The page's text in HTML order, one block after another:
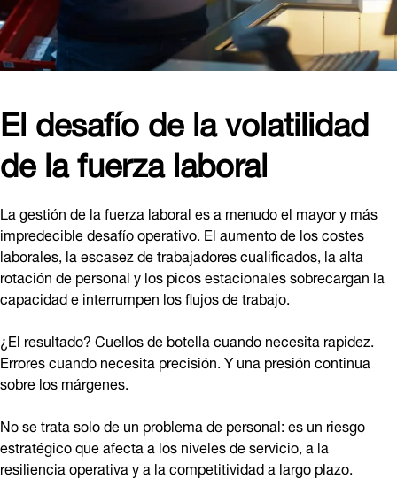
El desafío de la volatilidad
de la fuerza laboral
La gestión de la fuerza laboral es a menudo el mayor y más
impredecible desafío operativo. El aumento de los costes
laborales, la escasez de trabajadores cualificados, la alta
rotación de personal y los picos estacionales sobrecargan la
capacidad e interrumpen los flujos de trabajo.
¿El resultado? Cuellos de botella cuando necesita rapidez.
Errores cuando necesita precisión. Y una presión continua
sobre los márgenes.
No se trata solo de un problema de personal: es un riesgo
estratégico que afecta a los niveles de servicio, a la
resiliencia operativa y a la competitividad a largo plazo.